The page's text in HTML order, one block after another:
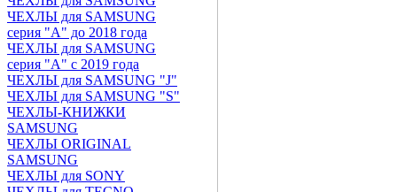
ЧЕХЛЫ для SAMSUNG
серия "A" до 2018 года
ЧЕХЛЫ для SAMSUNG
серия "A" с 2019 года
ЧЕХЛЫ для SAMSUNG "J"
ЧЕХЛЫ для SAMSUNG "S"
ЧЕХЛЫ-КНИЖКИ
SAMSUNG
ЧЕХЛЫ ORIGINAL
SAMSUNG
ЧЕХЛЫ для SONY